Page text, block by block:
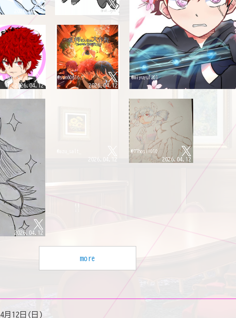
2026.04.12
@ak__nyon
2026.04.12
@miyuyu1201
2026.04.12
@sun60636
2026.04.12
2026.04.12
2026.04.12
@77hosi1010
2026.04.12
more
月12日(日)